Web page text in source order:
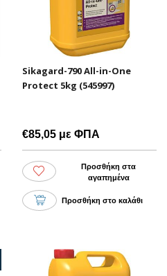
Sikagard-790 All-in-One
Protect 5kg (545997)
€85,05 με ΦΠΑ
Προσθήκη στα
αγαπημένα
Προσθήκη στο καλάθι